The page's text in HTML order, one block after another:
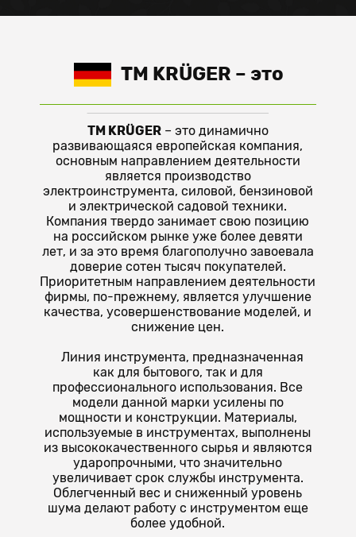
TM KRÜGER – это
TM KRÜGER – это динамично
развивающаяся европейская компания,
основным направлением деятельности
является производство
электроинструмента, силовой, бензиновой
и электрической садовой техники.
Компания твердо занимает свою позицию
на российском рынке уже более девяти
лет, и за это время благополучно завоевала
доверие сотен тысяч покупателей.
Приоритетным направлением деятельности
фирмы, по-прежнему, является улучшение
качества, усовершенствование моделей, и
снижение цен.
Линия инструмента, предназначенная
как для бытового, так и для
профессионального использования. Все
модели данной марки усилены по
мощности и конструкции. Материалы,
используемые в инструментах, выполнены
из высококачественного сырья и являются
ударопрочными, что значительно
увеличивает срок службы инструмента.
Облегченный вес и сниженный уровень
шума делают работу с инструментом еще
более удобной.